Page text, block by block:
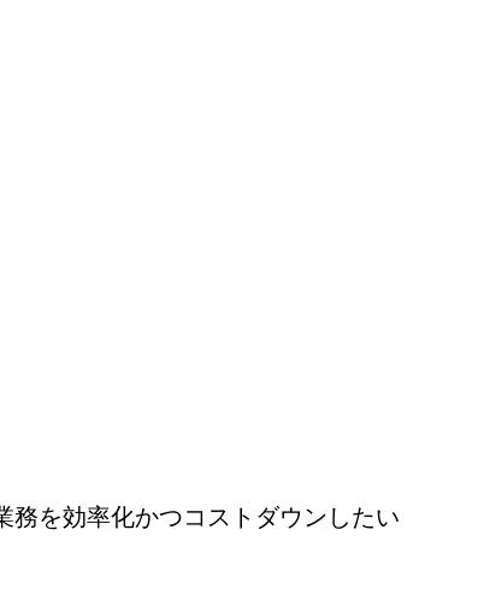
を効率化かつコストダウンしたい